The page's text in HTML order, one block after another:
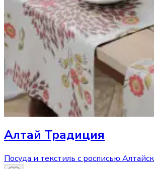
Алтай Традиция
Посуда и текстиль с росписью